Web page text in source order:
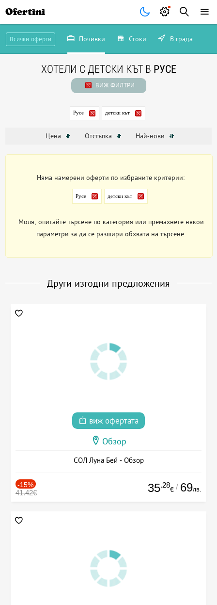
Ofertini
Всички оферти Почивки Стоки В града
ХОТЕЛИ С ДЕТСКИ КЪТ В РУСЕ
ВИЖ ФИЛТРИ
Русе детски кът
Цена Отстъпка Най-нови
Няма намерени оферти по избраните критерии:
Русе детски кът
Моля, опитайте търсене по категория или премахнете някои
параметри за да се разшири обхвата на търсене.
Други изгодни предложения
виж офертата
Обзор
СОЛ Луна Бей - Обзор
-15%
41.42€ 35.28
€ / 69лв.